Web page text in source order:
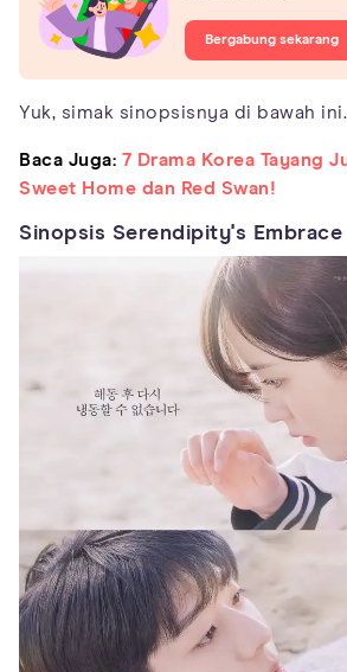
Bergabung sekarang
Yuk, simak sinopsisnya di bawah ini.
Baca Juga: 7 Drama Korea Tayang
Sweet Home dan Red Swan!
Sinopsis Serendipity's Embrace